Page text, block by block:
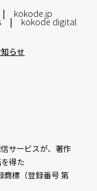
kokode.jp
kokode digital
らせ
サービスが、著作
得た
商標（登録番号 第